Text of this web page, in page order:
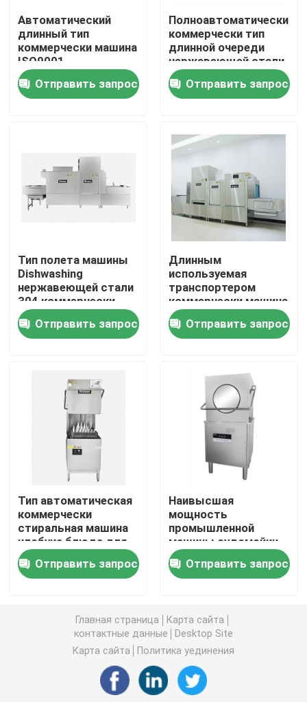
Продукция
VR - шоу
Наша фабрика
контроль качества
контактные данные
Отправить запрос
Судомойка транспортера шкафа
Автоматическая машина судомойки
Судомойка транспортера коммерчески
Тип судомойка полета
Промышленная стиральная машина блюда
Коммерчески судомойка кухни
Части судомойки кухни
Автоматический
длинный тип
коммерчески машина
ISO9001
транспортера
судомойки
Отправить запрос
Полноавтоматический
коммерчески тип
длинной очереди
нержавеющей стали
машины судомойки
Отправить запрос
Тип полета машины
Dishwashing
нержавеющей стали
304 коммерчески
Отправить запрос
Длинным
используемая
транспортером
коммерчески машина
судомойки
Freestanding
Отправить запрос
Тип автоматическая
коммерчески
стиральная машина
клобука блюда для
используемой кухни
Отправить запрос
Наивысшая
мощность
промышленной
машины судомойки
кухни коммерчески
электрическая
Отправить запрос
Главная страница
Карта сайта
контактные данные
Desktop Site
Карта сайта
Политика уединения